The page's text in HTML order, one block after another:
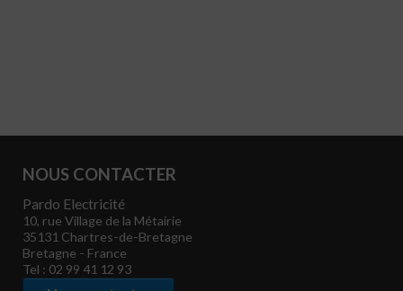
NOUS CONTACTER
Pardo Electricité
10, rue Village de la Métairie
35131 Chartres-de-Bretagne
Bretagne - France
Tel : 02 99 41 12 93